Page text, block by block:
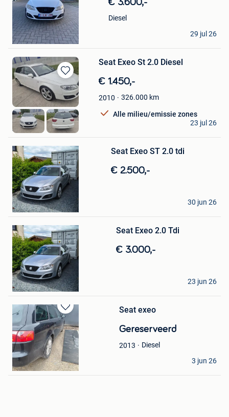
Mijn
Favorieten
€ 3.600,-
Diesel
BMW LOV BNZ
Putte
29 jul 26
Bewaren
Mijn
Favorieten
Seat Exeo St 2.0 Diesel
€ 1.450,-
2010 326.000 km
Alle milieu/emissie zones
Fabian
Ath
23 jul 26
in
Mijn
Favorieten
Seat Exeo ST 2.0 tdi
€ 2.500,-
Ribierrr
Tintigny
30 jun 26
in
Mijn
Favorieten
Seat Exeo 2.0 Tdi
€ 3.000,-
RS
Tintigny
23 jun 26
Bewaren
in
Mijn
Favorieten
Seat exeo
Gereserveerd
2013
Diesel
Britt
Herzele
3 jun 26